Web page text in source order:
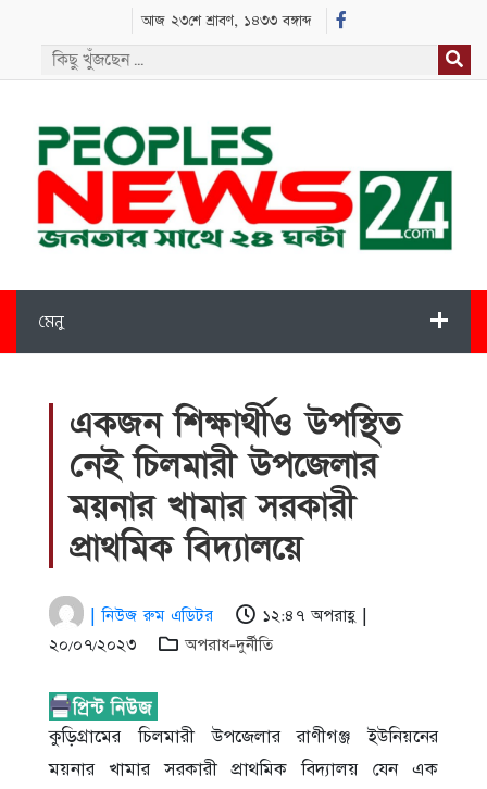
আজ ২৩শে শ্রাবণ, ১৪৩৩ বঙ্গাব্দ
মেনু
একজন শিক্ষার্থীও উপস্থিত
নেই চিলমারী উপজেলার
ময়নার খামার সরকারী
প্রাথমিক বিদ্যালয়ে
| নিউজ রুম এডিটর
১২:৪৭ অপরাহ্ণ |
২০/০৭/২০২৩
অপরাধ-দুর্নীতি
কুড়িগ্রামের চিলমারী উপজেলার রাণীগঞ্জ ইউনিয়নের
ময়নার খামার সরকারী প্রাথমিক বিদ্যালয় যেন এক